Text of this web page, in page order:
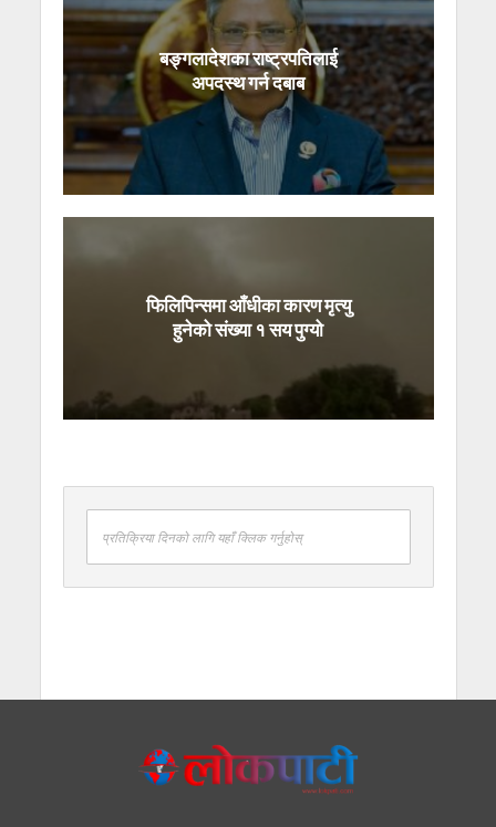
बङ्गलादेशका राष्ट्रपतिलाई
अपदस्थ गर्न दबाब
फिलिपिन्समा आँधीका कारण मृत्यु
हुनेको संख्या १ सय पुग्यो
प्रतिक्रिया दिनको लागि यहाँ क्लिक गर्नुहोस्